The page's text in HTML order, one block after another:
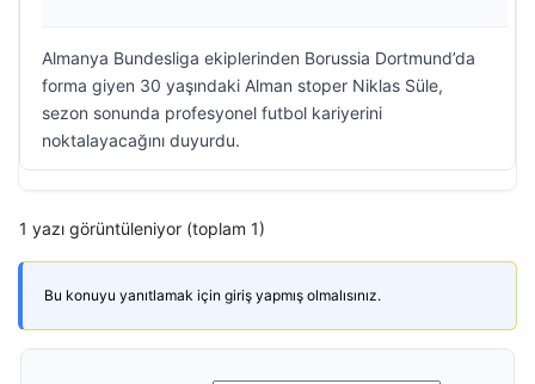
Almanya Bundesliga ekiplerinden Borussia Dortmund’da
forma giyen 30 yaşındaki Alman stoper Niklas Süle,
sezon sonunda profesyonel futbol kariyerini
noktalayacağını duyurdu.
1 yazı görüntüleniyor (toplam 1)
Bu konuyu yanıtlamak için giriş yapmış olmalısınız.